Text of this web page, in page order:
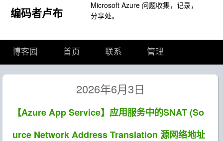
编码者卢布
Microsoft Azure 问题收集，记录，
分享处。
博客园 首页 联系 管理
2026年6月3日
【Azure App Service】应用服务中的SNAT (So
urce Network Address Translation 源网络地址